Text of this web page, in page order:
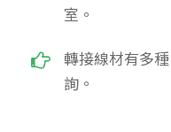
室。
轉接線材有多
詢。